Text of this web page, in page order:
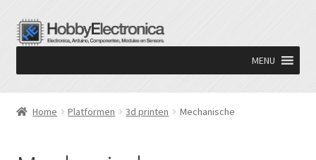
Ga
door
navigatie
Ga
naar
inhoud
MENU
Home Platformen 3d printen Mechanische